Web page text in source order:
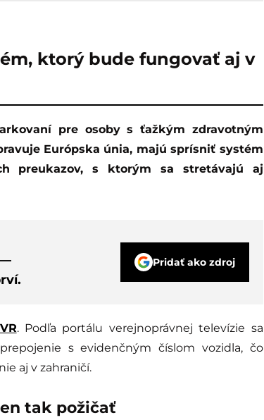
ktorý bude fungovať aj v
Európska únia, majú sprísniť systém
preukazov, s ktorým sa stretávajú aj
—
Pridať ako zdroj
. Podľa portálu verejnoprávnej televízie sa
s evidenčným číslom vozidla, čo
aj v zahraničí.
tak požičať